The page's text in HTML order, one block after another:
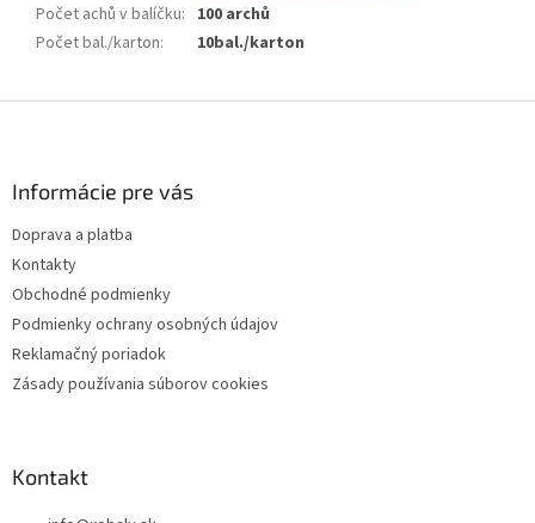
Počet achů v balíčku: 100 archů
Počet bal./karton: 10bal./karton
Informácie pre vás
Doprava a platba
Kontakty
Obchodné podmienky
Podmienky ochrany osobných údajov
Reklamačný poriadok
Zásady používania súborov cookies
Kontakt